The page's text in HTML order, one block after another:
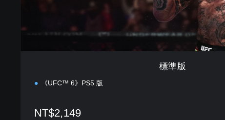
標準版
《UFC™ 6》PS5 版
NT$2,149